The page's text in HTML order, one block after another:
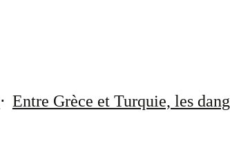
Entre Grèce et Turquie, les